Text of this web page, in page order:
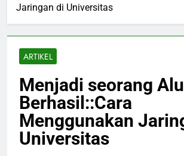
Jaringan di Universitas
ARTIKEL
Menjadi seorang
Berhasil::Cara
Menggunakan
Universitas